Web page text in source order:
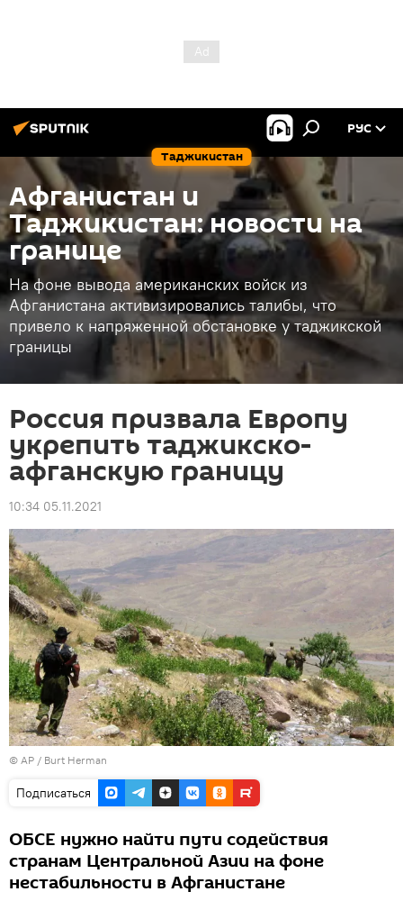
Таджикистан
РУС
Афганистан и
Таджикистан: новости на
границе
На фоне вывода американских войск из
Афганистана активизировались талибы, что
привело к напряженной обстановке у таджикской
границы
Россия призвала Европу
укрепить таджикско-
афганскую границу
10:34 05.11.2021
© AP / Burt Herman
Подписаться
ОБСЕ нужно найти пути содействия
странам Центральной Азии на фоне
нестабильности в Афганистане